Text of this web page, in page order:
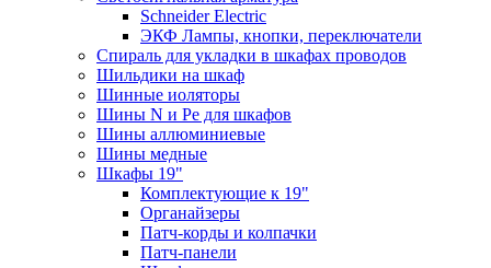
Schneider Electric
ЭКФ Лампы, кнопки, переключатели
Спираль для укладки в шкафах проводов
Шильдики на шкаф
Шинные иоляторы
Шины N и Pe для шкафов
Шины аллюминиевые
Шины медные
Шкафы 19"
Комплектующие к 19"
Органайзеры
Патч-корды и колпачки
Патч-панели